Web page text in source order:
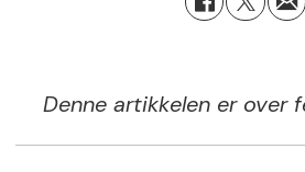
Denne artikkelen er over